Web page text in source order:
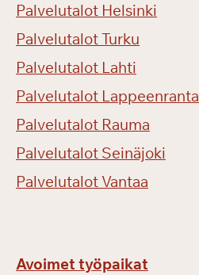
Palvelutalot Helsinki
Palvelutalot Turku
Palvelutalot Lahti
Palvelutalot Lappeenranta
Palvelutalot Rauma
Palvelutalot Seinäjoki
Palvelutalot Vantaa
Avoimet työpaikat